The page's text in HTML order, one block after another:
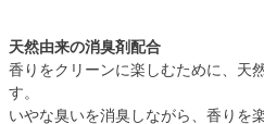
天然由来の消臭剤配合
香りをクリーンに楽しむために、天
す。
いやな臭いを消臭しながら、香りを